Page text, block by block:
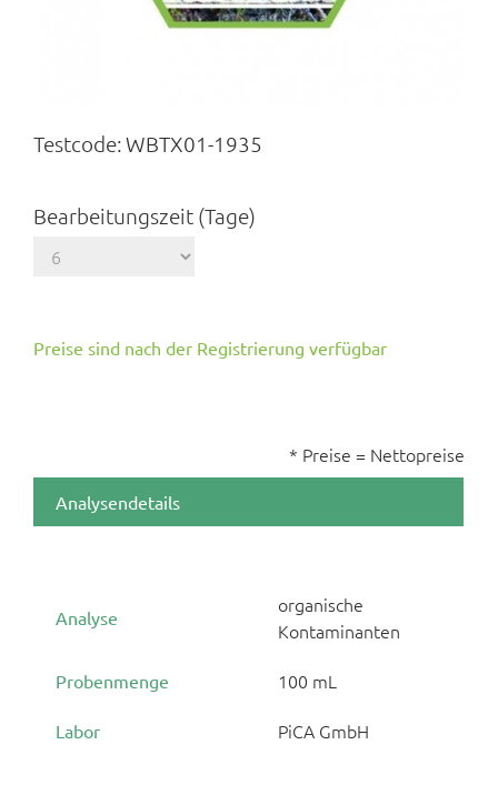
Testcode:WBTX01-1935
Bearbeitungszeit (Tage)
Preise sind nach der Registrierung verfügbar
* Preise = Nettopreise
Analysendetails
Analyse
organische
Kontaminanten
Probenmenge 100 mL
Labor PiCA GmbH